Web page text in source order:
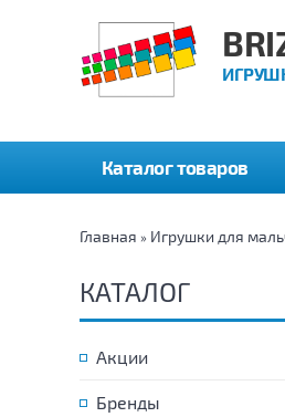
Каталог товаров
Главная » Игрушки для
КАТАЛОГ
Акции
Бренды